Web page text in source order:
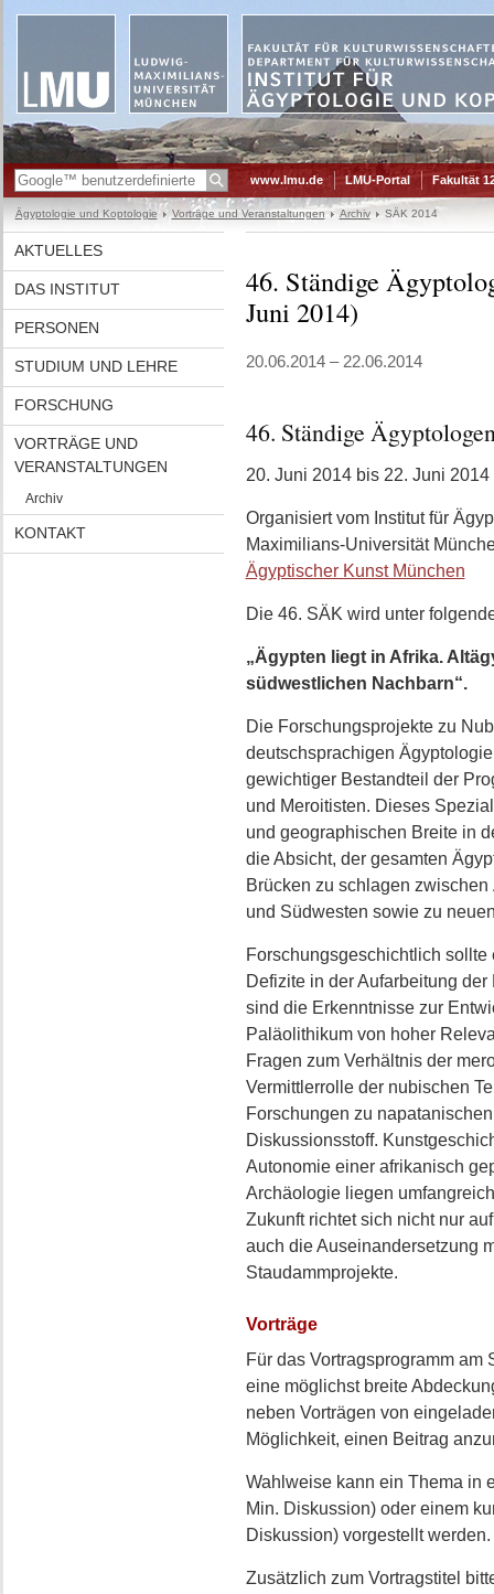
www.lmu.de LMU-Portal Fakultät
Ägyptologie und Koptologie Vorträge und Veranstaltungen Archiv SÄK 2014
AKTUELLES
DAS INSTITUT
PERSONEN
STUDIUM UND LEHRE
FORSCHUNG
VORTRÄGE UND
VERANSTALTUNGEN
Archiv
KONTAKT
46. Ständige
Juni 2014)
20.06.2014 – 22.06.2014
46. Ständige
20. Juni 2014 bis 22. Juni 2014
Organisiert vom Institut für
Maximilians-Universität
Ägyptischer Kunst München
Die 46. SÄK wird unter
„Ägypten liegt in Afrika.
südwestlichen Nachbarn“.
Die Forschungsprojekte zu
deutschsprachigen
gewichtiger Bestandteil der
und Meroitisten. Dieses
und geographischen Breite in
die Absicht, der gesamten
Brücken zu schlagen
und Südwesten sowie zu
Forschungsgeschichtlich
Defizite in der Aufarbeitung
sind die Erkenntnisse zur
Paläolithikum von hoher
Fragen zum Verhältnis der
Vermittlerrolle der nubischen
Forschungen zu
Diskussionsstoff.
Autonomie einer afrikanisch
Archäologie liegen
Zukunft richtet sich nicht nur
auch die Auseinandersetzung
Staudammprojekte.
Vorträge
Für das Vortragsprogramm
eine möglichst breite
neben Vorträgen von
Möglichkeit, einen Beitrag
Wahlweise kann ein Thema in
Min. Diskussion) oder einem
Diskussion) vorgestellt werden.
Zusätzlich zum Vortragstitel